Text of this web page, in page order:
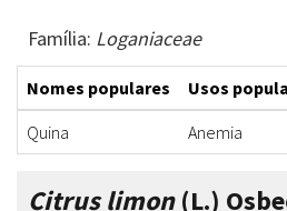
Família: Loganiaceae
Nomes populares Usos
Quina
Anemia
Citrus limon(L.)